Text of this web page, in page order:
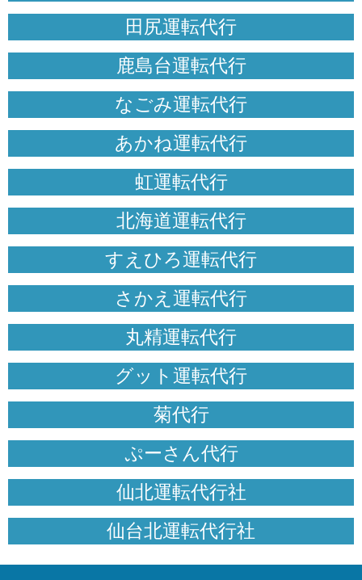
田尻運転代行
鹿島台運転代行
なごみ運転代行
あかね運転代行
虹運転代行
北海道運転代行
すえひろ運転代行
さかえ運転代行
丸精運転代行
グット運転代行
菊代行
ぷーさん代行
仙北運転代行社
仙台北運転代行社